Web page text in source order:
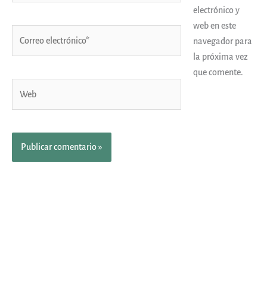
electrónico y
web en este
navegador para
la próxima vez
que comente.